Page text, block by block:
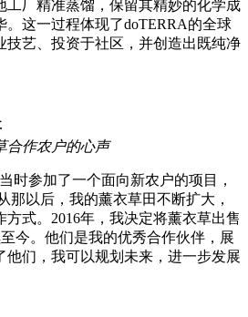
工厂精准蒸馏，保留其精妙的化学成
。这一过程体现了doTERRA的全球
技艺、投资于社区，并创造出既纯净
合作农户的心声
时参加了一个面向新农户的项目，
那以后，我的薰衣草田不断扩大，
式。2016年，我决定将薰衣草出售
至今。他们是我的优秀合作伙伴，展
他们，我可以规划未来，进一步发展